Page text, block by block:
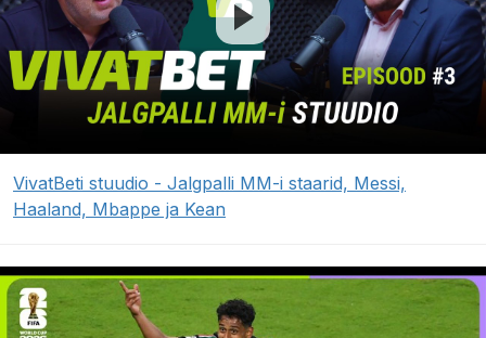
VivatBeti stuudio - Jalgpalli MM-i staarid, Messi,
Haaland, Mbappe ja Kean